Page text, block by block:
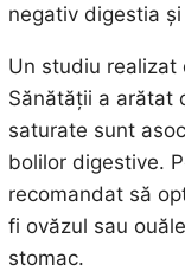
negativ digestia
Un studiu realizat
Sănătății a arătat
saturate sunt
bolilor digestive.
recomandat să
fi ovăzul sau
stomac.